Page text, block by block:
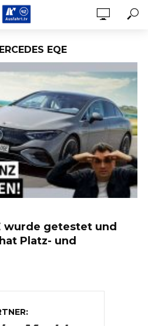
EQE
wurde getestet und
Platz- und